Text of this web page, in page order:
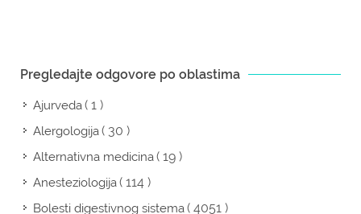
Pregledajte odgovore po oblastima
Ajurveda( 1 )
Alergologija( 30 )
Alternativna medicina( 19 )
Anesteziologija( 114 )
Bolesti digestivnog sistema( 4051 )